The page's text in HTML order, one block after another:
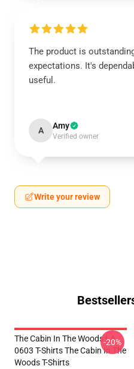
The product is
expectations. It's
useful.
A Amy
Verified owner
Write your review
The Cabin In The Woods LA
0603 T-Shirts The Cabin In The
Woods T-Shirts
-20%